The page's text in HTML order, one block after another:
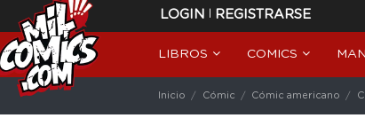
LOGIN | REGISTRARSE
LIBROS COMICS
Inicio Cómic Cómic americano